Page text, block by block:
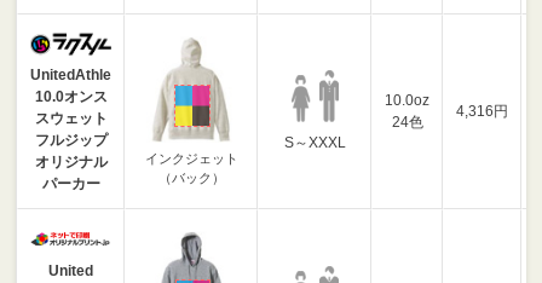
UnitedAthle
10.0オンス
スウェット
フルジップ
オリジナル
パーカー
インクジェット
（バック）
S～XXXL
10.0oz
24色
4,316円
United